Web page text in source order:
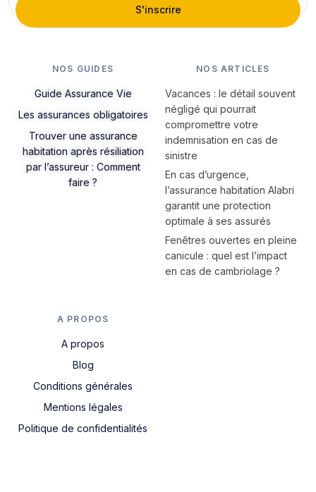
S'inscrire
NOS GUIDES
Guide Assurance Vie
Les assurances obligatoires
Trouver une assurance
habitation après résiliation
par l’assureur : Comment
faire ?
NOS ARTICLES
Vacances : le détail souvent
négligé qui pourrait
compromettre votre
indemnisation en cas de
sinistre
En cas d’urgence,
l’assurance habitation Alabri
garantit une protection
optimale à ses assurés
Fenêtres ouvertes en pleine
canicule : quel est l’impact
en cas de cambriolage ?
A PROPOS
A propos
Blog
Conditions générales
Mentions légales
Politique de confidentialités